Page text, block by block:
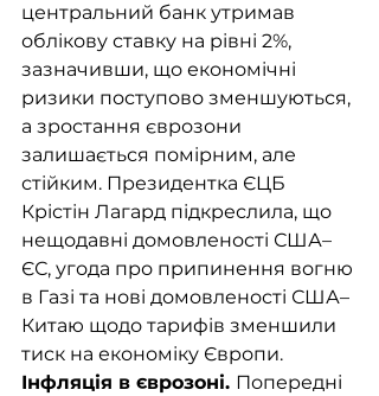
центральний банк утримав
облікову ставку на рівні 2%,
зазначивши, що економічні
ризики поступово зменшуються,
а зростання єврозони
залишається помірним, але
стійким. Президентка ЄЦБ
Крістін Лагард підкреслила, що
нещодавні домовленості США–
ЄС, угода про припинення вогню
в Газі та нові домовленості США–
Китаю щодо тарифів зменшили
тиск на економіку Європи.
Інфляція в єврозоні. Попередні